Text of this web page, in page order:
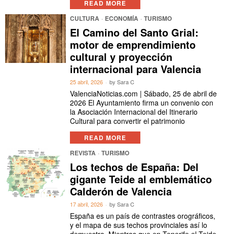
READ MORE
CULTURA · ECONOMÍA · TURISMO
El Camino del Santo Grial:
motor de emprendimiento
cultural y proyección
internacional para Valencia
25 abril, 2026 bySara C
ValenciaNoticias.com | Sábado, 25 de abril de
2026 El Ayuntamiento firma un convenio con
la Asociación Internacional del Itinerario
Cultural para convertir el patrimonio
READ MORE
REVISTA · TURISMO
Los techos de España: Del
gigante Teide al emblemático
Calderón de Valencia
17 abril, 2026 bySara C
España es un país de contrastes orográficos,
y el mapa de sus techos provinciales así lo